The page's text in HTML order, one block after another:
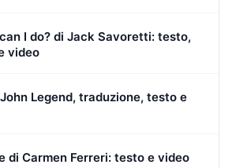
I do? di Jack Savoretti: testo,
video
Legend, traduzione, testo e
di Carmen Ferreri: testo e video